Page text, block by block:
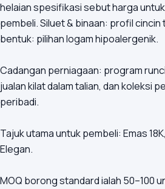
helaian spesifikasi sebut harga
pembeli. Siluet & binaan: profil
bentuk: pilihan logam hipoalergenik.
Cadangan perniagaan: program
jualan kilat dalam talian, dan koleksi
peribadi.
Tajuk utama untuk pembeli: Emas
Elegan.
MOQ borong standard ialah 50–100